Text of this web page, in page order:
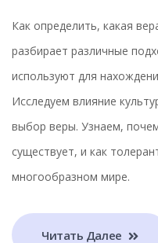
Как определить, какая
разбирает различные
используют для
Исследуем влияние
выбор веры. Узнаем,
существует, и как
многообразном мире.
Читать Далее